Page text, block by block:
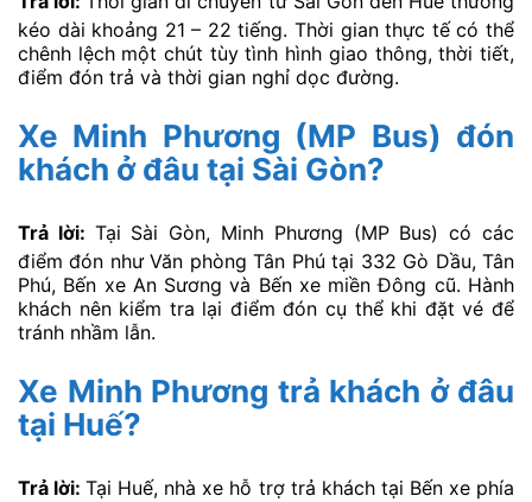
kéo dài khoảng 21 – 22 tiếng. Thời gian thực tế có thể
chênh lệch một chút tùy tình hình giao thông, thời tiết,
điểm đón trả và thời gian nghỉ dọc đường.
Xe Minh Phương (MP Bus) đón
khách ở đâu tại Sài Gòn?
Trả lời: Tại Sài Gòn, Minh Phương (MP Bus) có các
điểm đón như Văn phòng Tân Phú tại 332 Gò Dầu, Tân
Phú, Bến xe An Sương và Bến xe miền Đông cũ. Hành
khách nên kiểm tra lại điểm đón cụ thể khi đặt vé để
tránh nhầm lẫn.
Xe Minh Phương trả khách ở đâu
tại Huế?
Trả lời:Tại Huế, nhà xe hỗ trợ trả khách tại Bến xe phía